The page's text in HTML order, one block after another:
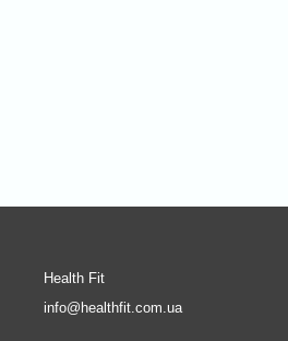
Health Fit
info@healthfit.com.ua